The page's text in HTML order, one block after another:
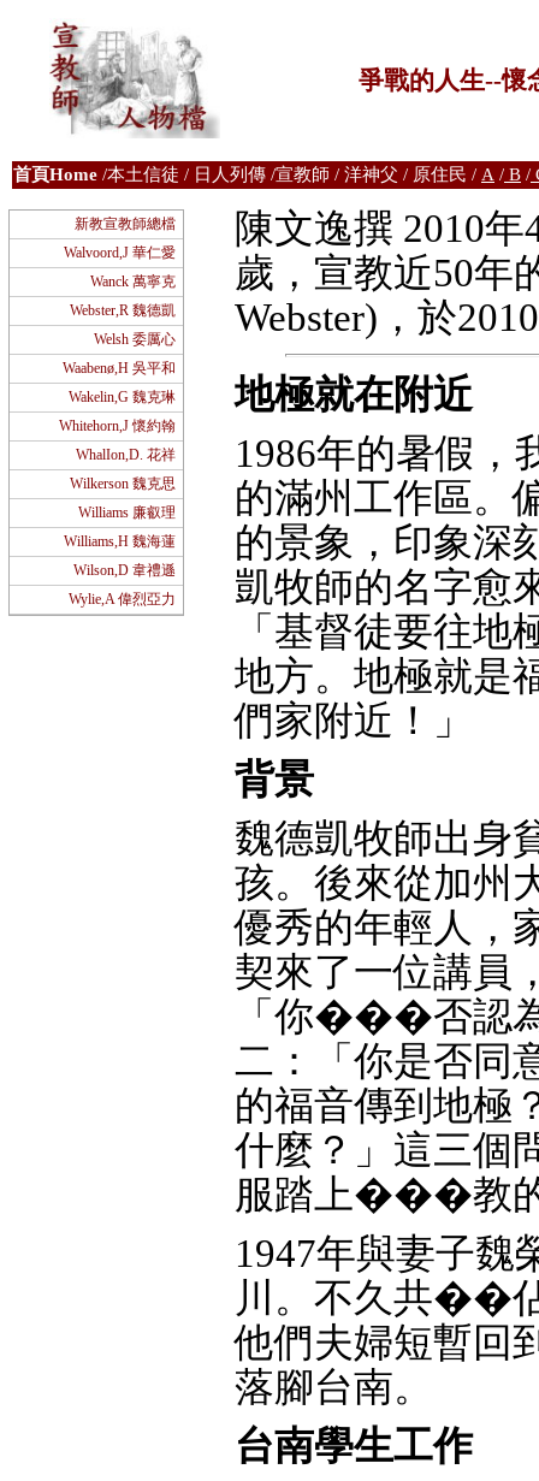
爭戰的人生--懷
首頁Home /本土信徒 / 日人列傳 /宣教師 / 洋神父 / 原住民 / A / B /
新教宣教師總檔
Walvoord,J 華仁愛
Wanck 萬寧克
Webster,R 魏德凱
Welsh 委厲心
Waabenø,H 吳平和
Wakelin,G 魏克琳
Whitehorn,J 懷約翰
WhalIon,D. 花祥
Wilkerson 魏克思
Williams 廉叡理
Williams,H 魏海蓮
Wilson,D 韋禮遜
Wylie,A 偉烈亞力
陳文逸撰 2010
歲，宣教近50年
Webster)，於
地極就在附近
1986年的暑假，
的滿州工作區。
的景象，印象深
凱牧師的名字愈
「基督徒要往
地方。地極就是
們家附近！」
背景
魏德凱牧師出身
孩。後來從加州
優秀的年輕人，
契來了一位講
「你���否認
二：「你是否同
的福音傳到地極
什麼？」這三個
服踏上���教
1947年與妻子魏
川。不久共��
他們夫婦短暫
落腳台南。
台南學生工作